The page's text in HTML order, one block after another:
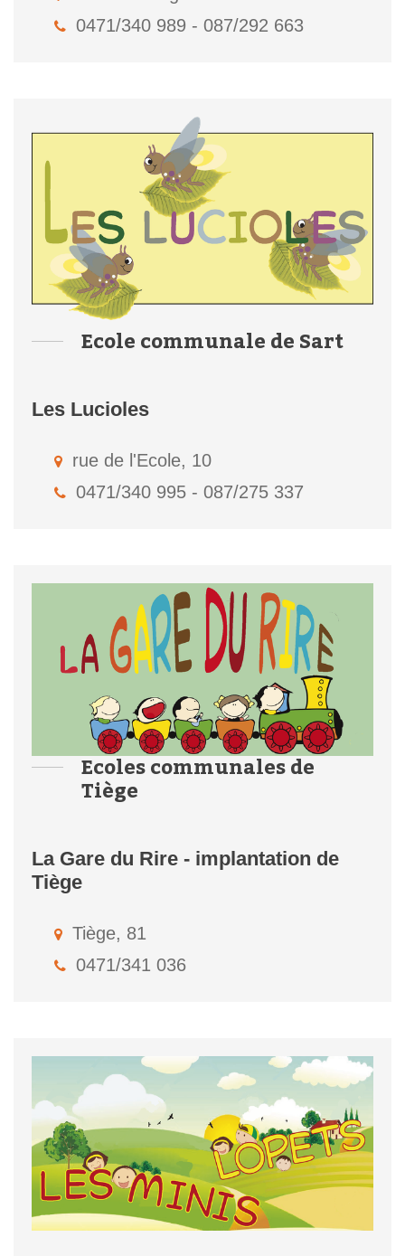
0471/340 989 - 087/292 663
Ecole communale de Sart
Les Lucioles
rue de l'Ecole, 10
0471/340 995 - 087/275 337
Ecoles communales de
Tiège
La Gare du Rire - implantation de
Tiège
Tiège, 81
0471/341 036